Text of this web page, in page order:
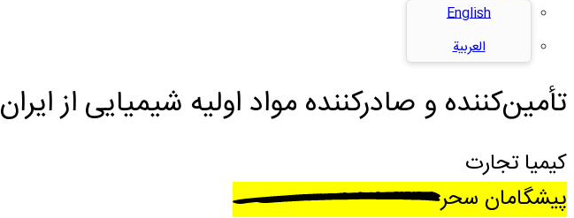
English
العربية
تأمین‌کننده و صادرکننده مواد اولیه شیمیایی از ایران
کیمیا تجارت
پیشگامان سحر